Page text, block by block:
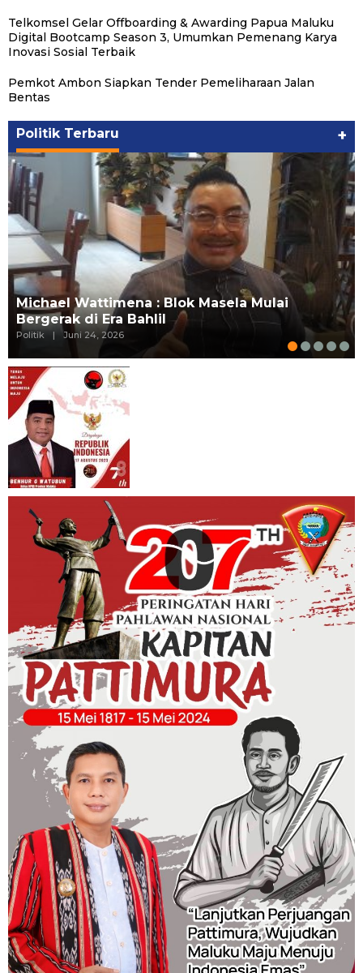
Telkomsel Gelar Offboarding & Awarding Papua Maluku
Digital Bootcamp Season 3, Umumkan Pemenang Karya
Inovasi Sosial Terbaik
Pemkot Ambon Siapkan Tender Pemeliharaan Jalan
Bentas
Politik Terbaru +
Michael Wattimena : Blok Masela Mulai
Bergerak di Era Bahlil
Politik | Juni 24, 2026